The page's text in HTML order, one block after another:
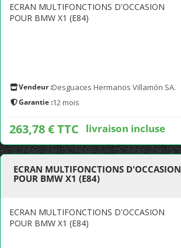
ECRAN MULTIFONCTIONS D'OCCASION
POUR BMW X1 (E84)
Vendeur :Desguaces Hermanos Villamón SA.
Garantie :12 mois
263,78 € TTC livraison incluse
ECRAN MULTIFONCTIONS D'OCCASION
POUR BMW X1 (E84)
ECRAN MULTIFONCTIONS D'OCCASION
POUR BMW X1 (E84)